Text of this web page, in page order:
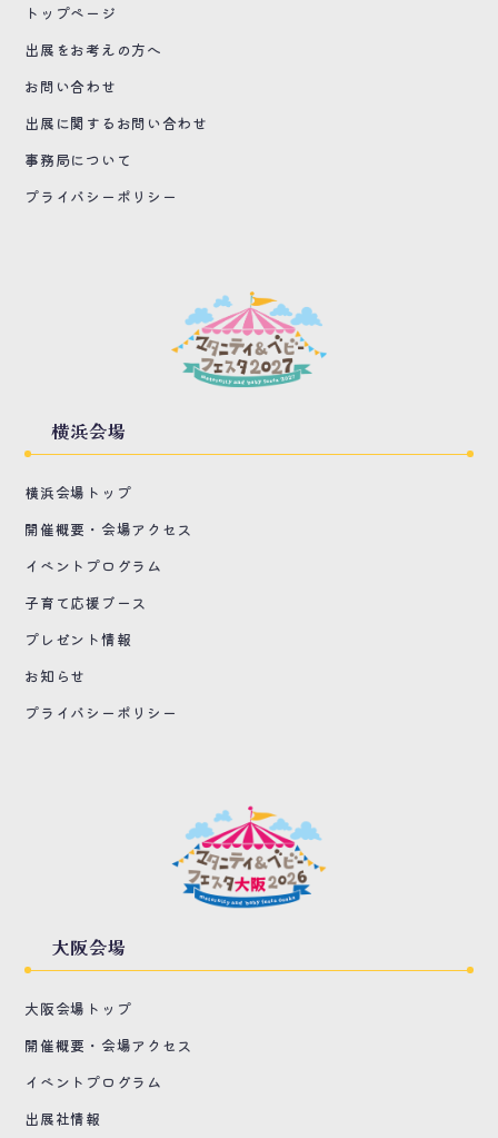
トップページ
出展をお考えの方へ
お問い合わせ
出展に関するお問い合わせ
事務局について
プライバシーポリシー
横浜会場
横浜会場トップ
開催概要・会場アクセス
イベントプログラム
子育て応援ブース
プレゼント情報
お知らせ
プライバシーポリシー
大阪会場
大阪会場トップ
開催概要・会場アクセス
イベントプログラム
出展社情報